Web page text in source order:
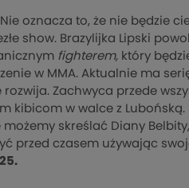
oznacza to, że nie będzie
show. Brazylijka Lipski
fighterem, który
w MMA. Aktualnie ma
Zachwyca przede
kibicom w walce z Lubońską.
skreślać Diany
przed czasem używając